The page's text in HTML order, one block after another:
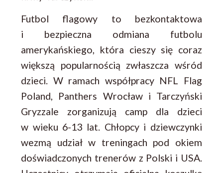
Futbol flagowy to bezkontaktowa
i bezpieczna odmiana futbolu
amerykańskiego, która cieszy się coraz
większą popularnością zwłaszcza wśród
dzieci. W ramach współpracy NFL Flag
Poland, Panthers Wrocław i Tarczyński
Gryzzale zorganizują camp dla dzieci
w wieku 6-13 lat. Chłopcy i dziewczynki
wezmą udział w treningach pod okiem
doświadczonych trenerów z Polski i USA.